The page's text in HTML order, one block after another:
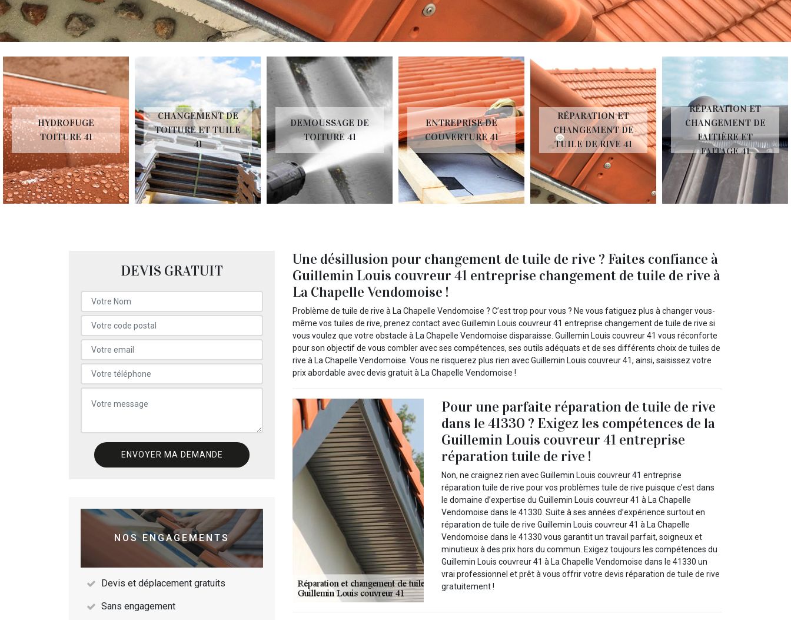
HYDROFUGE
TOITURE 41
CHANGEMENT DE
TOITURE ET TUILE
41
DEMOUSSAGE DE
TOITURE 41
ENTREPRISE DE
COUVERTURE 41
RÉPARATION ET
CHANGEMENT DE
TUILE DE RIVE 41
RÉPARATION ET
CHANGEMENT DE
FAITIÈRE ET
FAITAGE 41
DEVIS GRATUIT
NOS ENGAGEMENTS
Devis et déplacement gratuits
Sans engagement
Une désillusion pour changement de tuile de rive ? Faites confiance à
Guillemin Louis couvreur 41 entreprise changement de tuile de rive à
La Chapelle Vendomoise !
Problème de tuile de rive à La Chapelle Vendomoise ? C’est trop pour vous ? Ne vous fatiguez plus à changer vous-
même vos tuiles de rive, prenez contact avec Guillemin Louis couvreur 41 entreprise changement de tuile de rive si
vous voulez que votre obstacle à La Chapelle Vendomoise disparaisse. Guillemin Louis couvreur 41 vous réconforte
pour son objectif de vous combler avec ses compétences, ses outils adéquats et de ses différents choix de tuiles de
rive à La Chapelle Vendomoise. Vous ne risquerez plus rien avec Guillemin Louis couvreur 41, ainsi, saisissez votre
prix abordable avec devis gratuit à La Chapelle Vendomoise !
Pour une parfaite réparation de tuile de rive
dans le 41330 ? Exigez les compétences de la
Guillemin Louis couvreur 41 entreprise
réparation tuile de rive !
Non, ne craignez rien avec Guillemin Louis couvreur 41 entreprise
réparation tuile de rive pour vos problèmes tuile de rive puisque c’est dans
le domaine d’expertise du Guillemin Louis couvreur 41 à La Chapelle
Vendomoise dans le 41330. Suite à ses années d’expérience surtout en
réparation de tuile de rive Guillemin Louis couvreur 41 à La Chapelle
Vendomoise dans le 41330 vous garantit un travail parfait, soigneux et
minutieux à des prix hors du commun. Exigez toujours les compétences du
Guillemin Louis couvreur 41 à La Chapelle Vendomoise dans le 41330 un
vrai professionnel et prêt à vous offrir votre devis réparation de tuile de rive
gratuitement !